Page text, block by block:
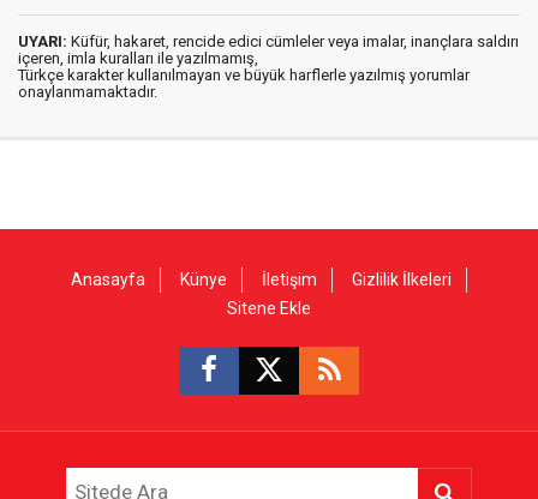
UYARI: Küfür, hakaret, rencide edici cümleler veya imalar, inançlara saldırı
içeren, imla kuralları ile yazılmamış,
Türkçe karakter kullanılmayan ve büyük harflerle yazılmış yorumlar
onaylanmamaktadır.
Anasayfa Künye İletişim
Gizlilik İlkeleri
Sitene Ekle